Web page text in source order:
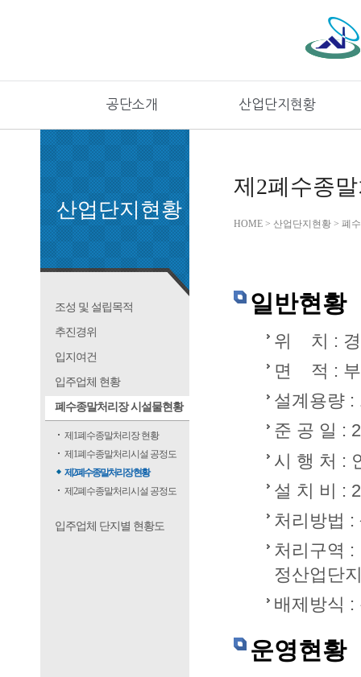
공단소개 산업단지현황
산업단지현황
조성 및 설립목적
추진경위
입지여건
입주업체 현황
폐수종말처리장 시설물현황
제1폐수종말처리장 현황
제1폐수종말처리시설 공정도
제2폐수종말처리장 현황
제2폐수종말처리시설 공정도
입주업체 단지별 현황도
제2폐수종
HOME > 산업단지현황 > 폐
일반현황
위 치 : 경
면 적 : 부
설계용량 :
준 공 일 :
시 행 처 :
설 치 비 :
처리방법 :
처리구역 :
정산업단
배제방식 :
운영현황